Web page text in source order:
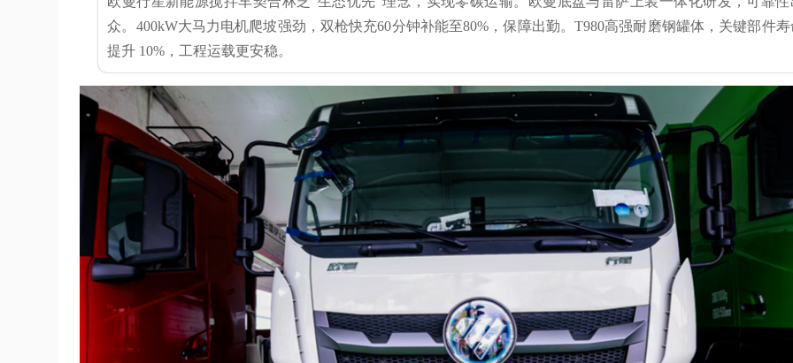
众。400kW大马力电机爬坡强劲，双枪快充60分钟补能至80%，保障出勤。T980高强耐磨钢罐体，关键部件寿
提升 10%，工程运载更安稳。